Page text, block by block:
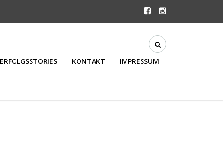
ERFOLGSSTORIES KONTAKT IMPRESSUM